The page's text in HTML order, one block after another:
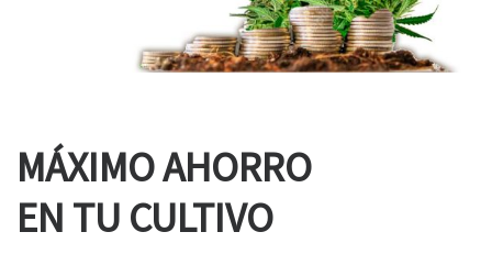
MÁXIMO AHORRO
EN TU CULTIVO